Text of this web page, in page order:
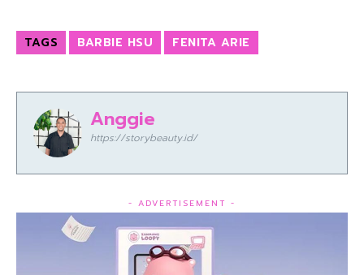
TAGS BARBIE HSU FENITA ARIE
Anggie
https://storybeauty.id/
- ADVERTISEMENT -